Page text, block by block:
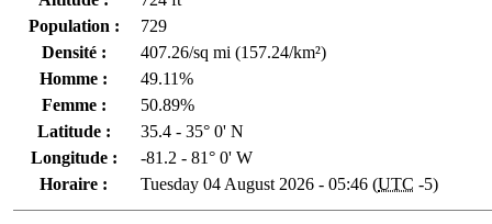
Population :
729
Densité :
407.26/sq mi (157.24/km²)
Homme :
49.11%
Femme :
50.89%
Latitude :
35.4 - 35° 0' N
Longitude :
-81.2 - 81° 0' W
Horaire :
Tuesday 04 August 2026 - 05:46 (UTC -5)